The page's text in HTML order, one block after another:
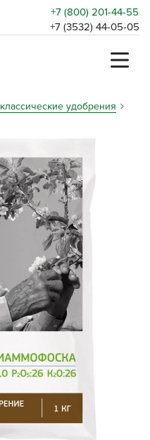
+7 (800) 201-44-55
+7 (3532) 44-05-05
классические удобрения